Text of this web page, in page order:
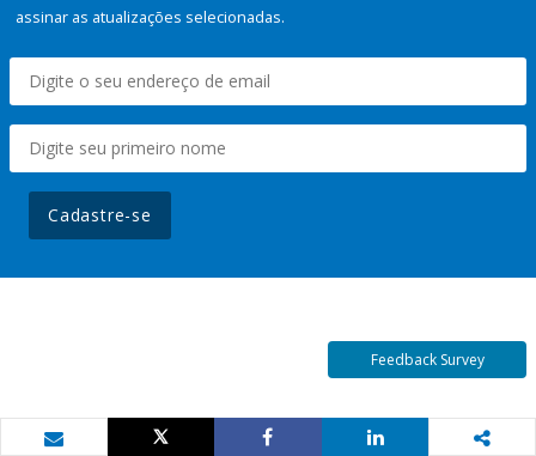
assinar as atualizações selecionadas.
Cadastre-se
Feedback Survey